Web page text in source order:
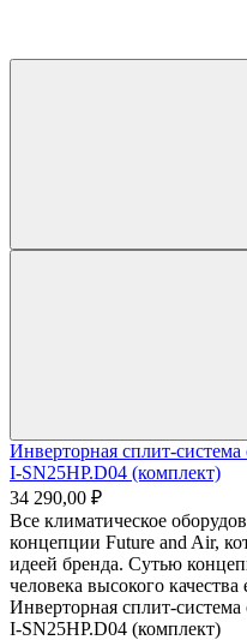
Инверторная сплит-
I-SN25HP.D04 (комплект)
34 290,00 ₽
Все климатическое
концепции Future and Air,
идеей бренда. Сутью
человека высокого качества
Инверторная сплит-
I-SN25HP.D04 (комплект)